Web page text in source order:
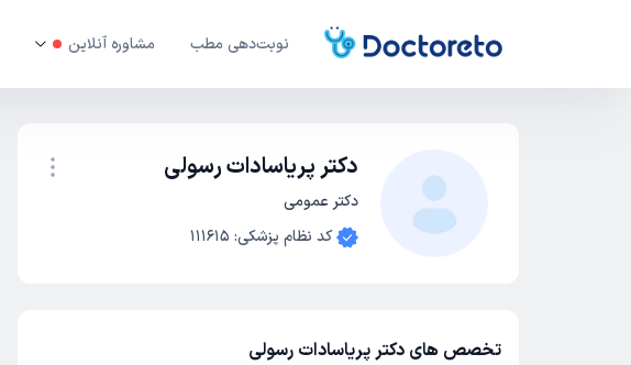
نوبت‌دهی مطب مشاوره آنلاین
دکتر پریاسادات رسولی
دکتر عمومی
کد نظام پزشکی:
111615
تخصص های دکتر پریاسادات رسولی